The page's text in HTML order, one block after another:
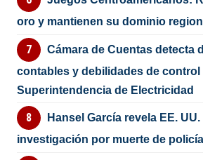
oro y mantienen su dominio
Cámara de Cuentas detecta
contables y debilidades de control
Superintendencia de Electricidad
Hansel García revela EE.
investigación por muerte de